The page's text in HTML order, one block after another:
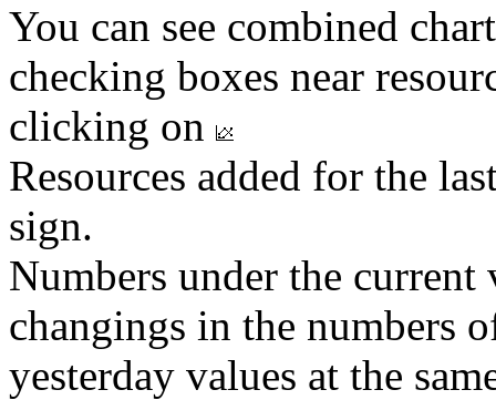
You can see combined
checking boxes near
clicking on
Resources added for the
sign.
Numbers under the
changings in the numbers
yesterday values at the